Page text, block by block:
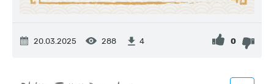
20.03.2025 288 4 0